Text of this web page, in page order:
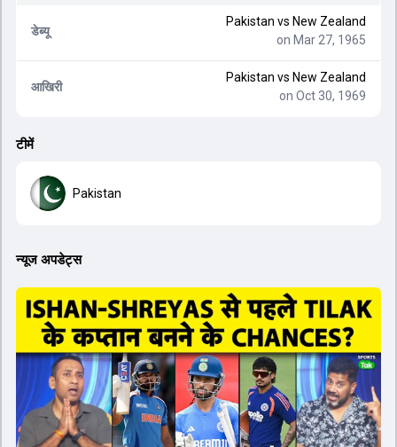
डेब्यू
Pakistan vs New Zealand
on Mar 27, 1965
आखिरी
Pakistan vs New Zealand
on Oct 30, 1969
टीमें
Pakistan
न्यूज अपडेट्स